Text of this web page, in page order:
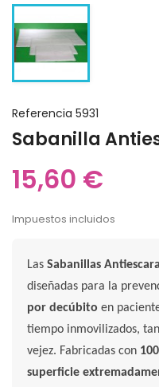
Referencia 5931
Sabanilla
15,60 €
Impuestos incluidos
LasSabanillas
diseñadas para la
por decúbito en
tiempo inmovilizados,
vejez. Fabricadas con
superficie